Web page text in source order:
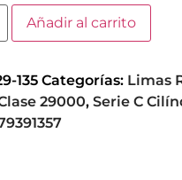
Añadir al carrito
135 Categorías: Limas
29000, Serie C